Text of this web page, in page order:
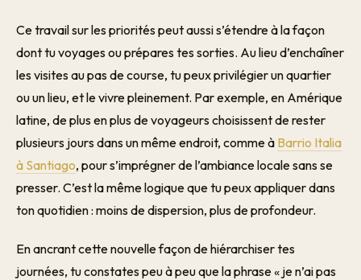
Ce travail sur les priorités peut aussi s’étendre à la façon
dont tu voyages ou prépares tes sorties. Au lieu d’enchaîner
les visites au pas de course, tu peux privilégier un quartier
ou un lieu, et le vivre pleinement. Par exemple, en Amérique
latine, de plus en plus de voyageurs choisissent de rester
plusieurs jours dans un même endroit, comme à Barrio Italia
à Santiago, pour s’imprégner de l’ambiance locale sans se
presser. C’est la même logique que tu peux appliquer dans
ton quotidien : moins de dispersion, plus de profondeur.
En ancrant cette nouvelle façon de hiérarchiser tes
journées, tu constates peu à peu que la phrase « je n’ai pas